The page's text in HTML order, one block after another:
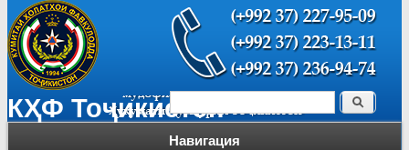
КҲФ Тоҷикистон
Навигация
Форма поиска Поиск